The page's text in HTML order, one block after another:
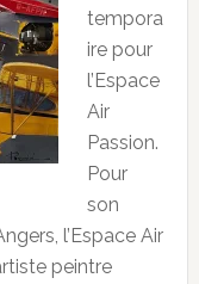
tempora
ire pour
l’Espace
Air
Passion.
Pour
son
l’Espace Air
peintre